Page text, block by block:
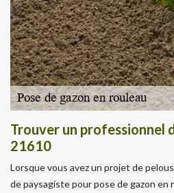
Trouver un professionnel
21610
Lorsque vous avez un projet de
de paysagiste pour pose de gazon en